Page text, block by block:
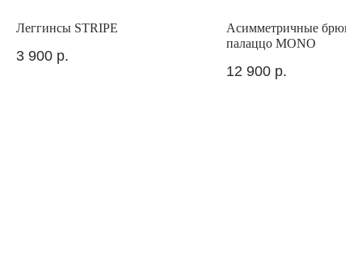
Леггинсы STRIPE
3 900 р.
Асимметричные брюки
палаццо MONO
12 900 р.